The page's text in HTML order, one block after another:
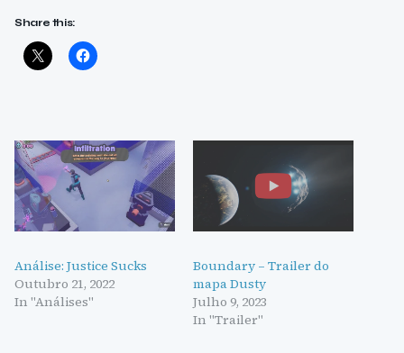
Share this:
Análise: Justice Sucks
Outubro 21, 2022
In "Análises"
Boundary – Trailer do
mapa Dusty
Julho 9, 2023
In "Trailer"